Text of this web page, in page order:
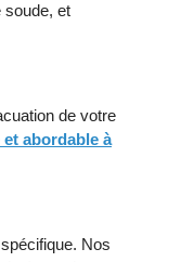
soude, et
de votre
abordable à
Nos